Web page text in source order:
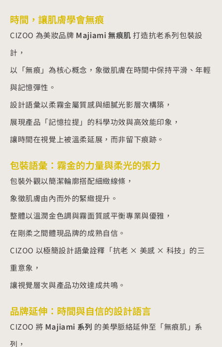
時間，讓肌膚學會無痕
CIZOO 為美妝品牌 Majiami 無痕肌打造抗老系列包裝設
計，
以「無痕」為核心概念，象徵肌膚在時間中保持平滑、年輕
與記憶彈性。
設計語彙以柔霧金屬質感與細膩光影層次構築，
展現產品「記憶拉提」的科學功效與高效能印象，
讓時間在視覺上被溫柔延展，而非留下痕跡。
包裝語彙：霧金的力量與柔光的張力
包裝外觀以簡潔輪廓搭配細緻線條，
象徵肌膚由內而外的緊緻提升。
整體以溫潤金色調與霧面質感平衡專業與優雅，
在剛柔之間體現品牌的成熟自信。
CIZOO 以極簡設計語彙詮釋「抗老 × 美感 × 科技」的三
重意象，
讓視覺層次與產品功效達成共鳴。
品牌延伸：時間與自信的設計語言
CIZOO 將 Majiami 系列 的美學脈絡延伸至「無痕肌」系
列，